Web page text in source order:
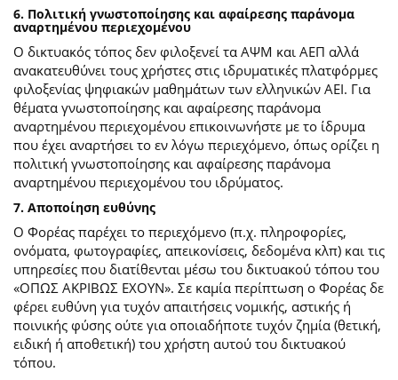
6. Πολιτική γνωστοποίησης και αφαίρεσης παράνομα
αναρτημένου περιεχομένου
Ο δικτυακός τόπος δεν φιλοξενεί τα ΑΨΜ και ΑΕΠ αλλά
ανακατευθύνει τους χρήστες στις ιδρυματικές πλατφόρμες
φιλοξενίας ψηφιακών μαθημάτων των ελληνικών ΑΕΙ. Για
θέματα γνωστοποίησης και αφαίρεσης παράνομα
αναρτημένου περιεχομένου επικοινωνήστε με το ίδρυμα
που έχει αναρτήσει το εν λόγω περιεχόμενο, όπως ορίζει η
πολιτική γνωστοποίησης και αφαίρεσης παράνομα
αναρτημένου περιεχομένου του ιδρύματος.
7. Αποποίηση ευθύνης
Ο Φορέας παρέχει το περιεχόμενο (π.χ. πληροφορίες,
ονόματα, φωτογραφίες, απεικονίσεις, δεδομένα κλπ) και τις
υπηρεσίες που διατίθενται μέσω του δικτυακού τόπου του
«ΟΠΩΣ ΑΚΡΙΒΩΣ ΕΧΟΥΝ». Σε καμία περίπτωση ο Φορέας δε
φέρει ευθύνη για τυχόν απαιτήσεις νομικής, αστικής ή
ποινικής φύσης ούτε για οποιαδήποτε τυχόν ζημία (θετική,
ειδική ή αποθετική) του χρήστη αυτού του δικτυακού
τόπου.